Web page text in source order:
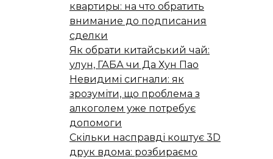
квартиры: на что обратить
внимание до подписания
сделки
Як обрати китайський чай:
улун, ГАБА чи Да Хун Пао
Невидимі сигнали: як
зрозуміти, що проблема з
алкоголем уже потребує
допомоги
Скільки насправді коштує 3D
друк вдома: розбираємо